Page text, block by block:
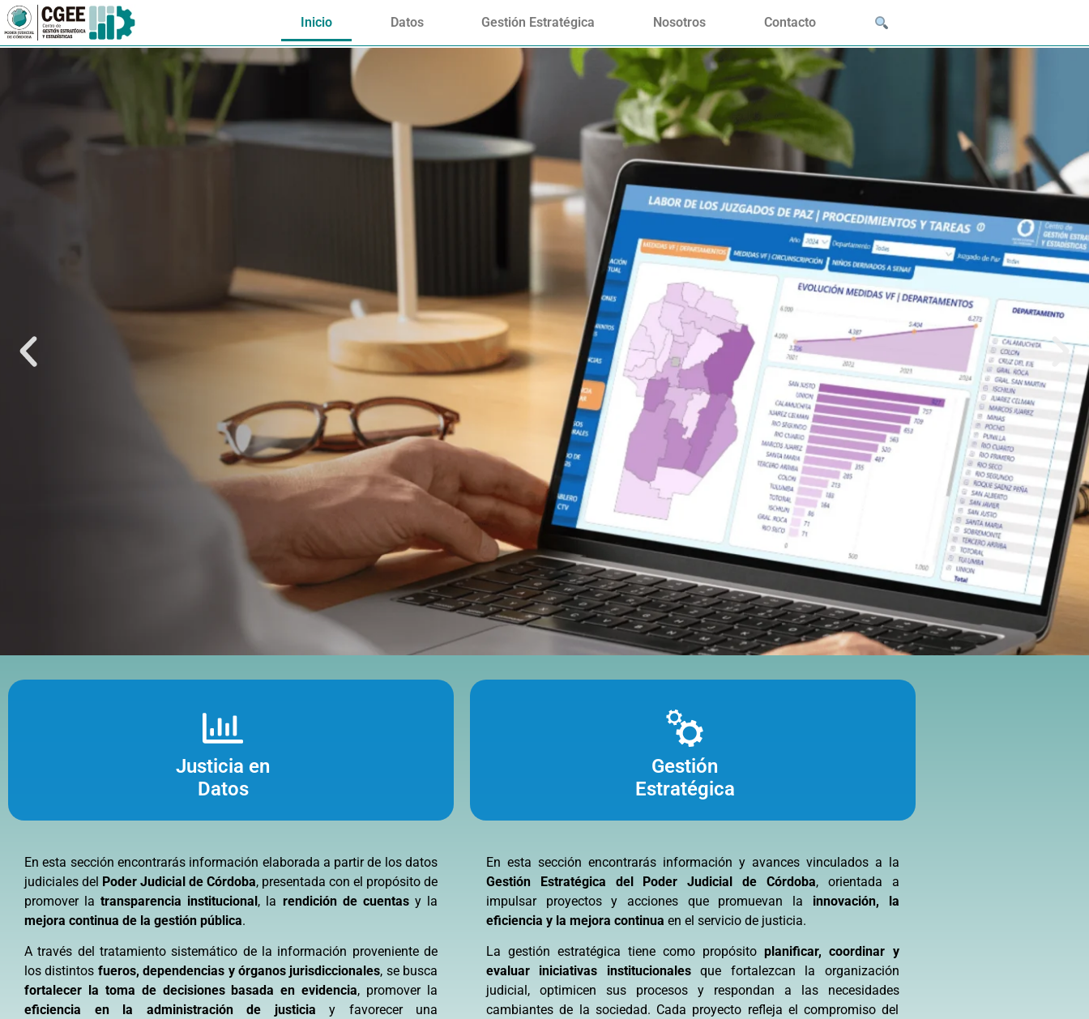
Inicio Datos Gestión Estratégica Nosotros Contacto
Mejora en la Gestión
Colaboramos con organismos judiciales
VER MÁS
Justicia en
Datos
En esta sección encontrarás información elaborada a partir de los datos
judiciales del Poder Judicial de Córdoba, presentada con el propósito de
promover latransparencia institucional, la rendición de cuentasy la
mejora continua de la gestión pública.
A través del tratamiento sistemático de la información proveniente de
los distintos fueros, dependencias y órganos jurisdiccionales, se busca
fortalecer la toma de decisiones basada en evidencia, promover la
eficiencia en la administración de justicia y favorecer una
Gestión
Estratégica
En esta sección encontrarás información y avances vinculados a la
Gestión Estratégica del Poder Judicial de Córdoba, orientada a
impulsar proyectos y acciones que promuevan la innovación, la
eficiencia y la mejora continua en el servicio de justicia.
La gestión estratégica tiene como propósitoplanificar, coordinar y
evaluar iniciativas institucionalesque fortalezcan la organización
judicial, optimicen sus procesos y respondan a las necesidades
cambiantes de la sociedad. Cada proyecto refleja el compromiso del